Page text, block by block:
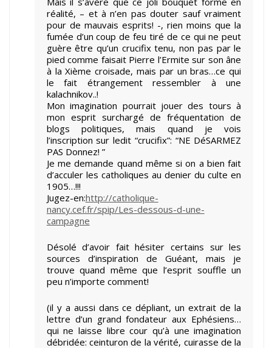
réalité, – et à n’en pas douter sauf vraiment
pour de mauvais esprits! -, rien moins que la
fumée d’un coup de feu tiré de ce qui ne peut
guère être qu’un crucifix tenu, non pas par le
pied comme faisait Pierre l’Ermite sur son âne
à la Xième croisade, mais par un bras…ce qui
le fait étrangement ressembler à une
kalachnikov..!
Mon imagination pourrait jouer des tours à
mon esprit surchargé de fréquentation de
blogs politiques, mais quand je vois
l’inscription sur ledit “crucifix”: “NE DéSARMEZ
PAS Donnez! ”
Je me demande quand même si on a bien fait
d’acculer les catholiques au denier du culte en
1905…!!!
Jugez-en:http://catholique-
nancy.cef.fr/spip/Les-dessous-d-une-
campagne
Désolé d’avoir fait hésiter certains sur les
sources d’inspiration de Guéant, mais je
trouve quand même que l’esprit souffle un
peu n’importe comment!
(il y a aussi dans ce dépliant, un extrait de la
lettre d’un grand fondateur aux Ephésiens…
qui ne laisse libre cour qu’à une imagination
débridée: ceinturon de la vérité, cuirasse de la